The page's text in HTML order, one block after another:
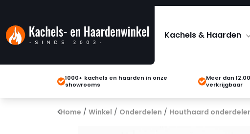
Kachels & Haarden
1000+ kachels en haarden in onze
showrooms
Meer dan
verkrijgbaar
Home / Winkel / Onderdelen / Houthaard